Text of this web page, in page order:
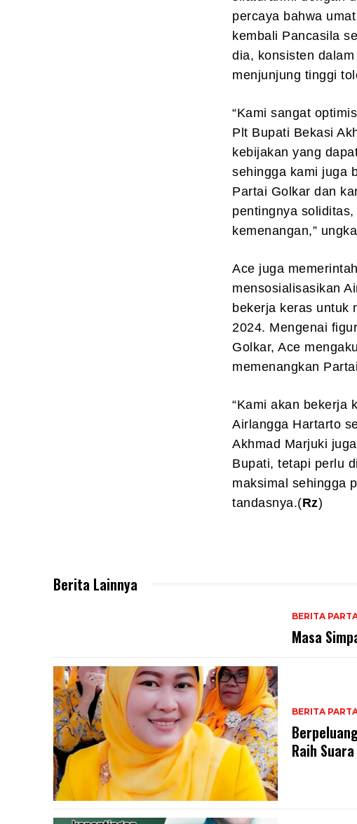
percaya bahwa
kembali Pancasila
dia, konsisten
menjunjung tinggi
“Kami sangat
Plt Bupati Bekasi
kebijakan yang
sehingga kami juga
Partai Golkar dan
pentingnya
kemenangan,”
Ace juga
mensosialisasikan
bekerja keras untuk
2024. Mengenai
Golkar, Ace
memenangkan
“Kami akan bekerja
Airlangga Hartarto
Akhmad Marjuki
Bupati, tetapi perlu
maksimal sehingga
tandasnya.(Rz)
Berita Lainnya
BERITA
Masa
BERITA
Raih